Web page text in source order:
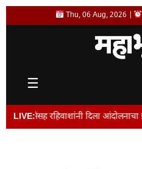
Skip
Thu, 06 Aug, 2026 |
☰
LIVE: दिला आंदोलनाचा इशारा